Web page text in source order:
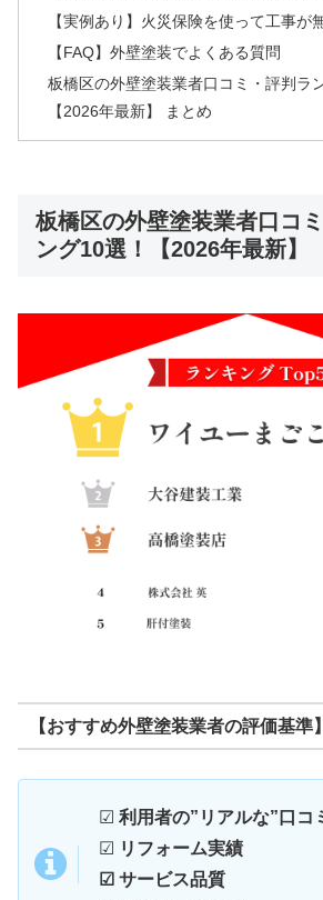
【実例あり】火災保険を使って工事が
【FAQ】外壁塗装でよくある質問
板橋区の外壁塗装業者口コミ・評判ラ
【2026年最新】 まとめ
板橋区の外壁塗装業者口コ
ング10選！【2026年最新】
【おすすめ外壁塗装業者の評価基準】
☑ 利用者の”リアルな”口コ
☑ リフォーム実績
☑ サービス品質